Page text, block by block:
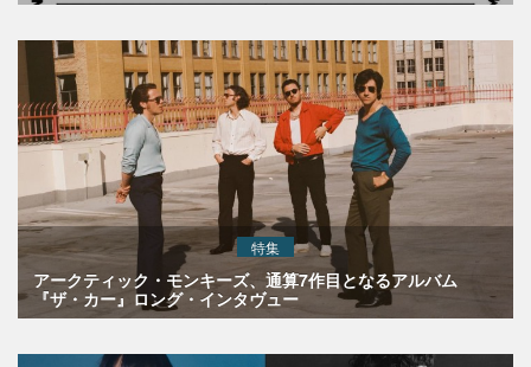
特集
アークティック・モンキーズ、通算7作目となるアルバム
『ザ・カー』ロング・インタヴュー